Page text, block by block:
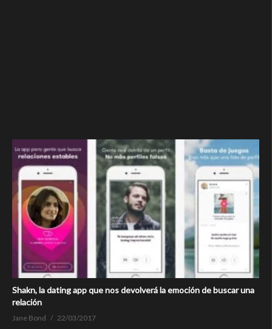
Shakn, la dating app que nos devolverá la emoción de buscar una
relación
Jane Bond 22/03/2017